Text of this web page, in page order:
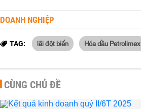
DOANH NGHIỆP
TAG: lãi đột biến Hóa dầu Petrolimex
CÙNG CHỦ ĐỀ